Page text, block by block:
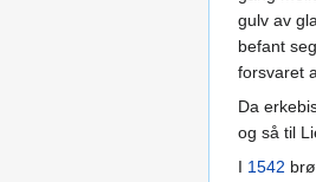
gulv av
befant
forsvaret
Da
og så til
I 1542